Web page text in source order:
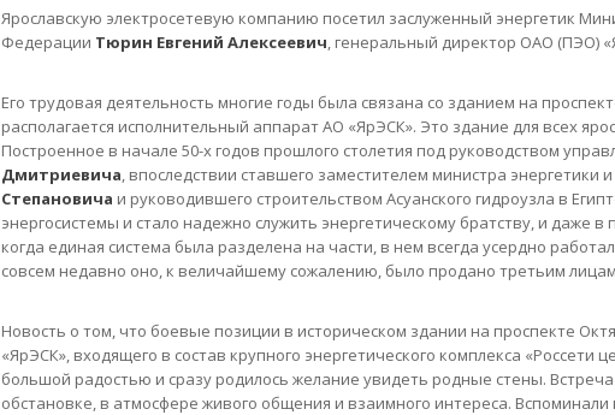
Ярославскую электросетевую компанию посетил заслуженный энергетик
Федерации Тюрин Евгений Алексеевич, генеральный директор ОАО (ПЭО)
Его трудовая деятельность многие годы была связана со зданием на
располагается исполнительный аппарат АО «ЯрЭСК». Это здание для всех
Построенное в начале 50-х годов прошлого столетия под руководством
Дмитриевича, впоследствии ставшего заместителем министра энергетики
Степановича и руководившего строительством Асуанского гидроузла в
энергосистемы и стало надежно служить энергетическому братству, и даже
когда единая система была разделена на части, в нем всегда усердно
совсем недавно оно, к величайшему сожалению, было продано третьим
Новость о том, что боевые позиции в историческом здании на проспекте
«ЯрЭСК», входящего в состав крупного энергетического комплекса «Россети
большой радостью и сразу родилось желание увидеть родные стены.
обстановке, в атмосфере живого общения и взаимного интереса. Вспоминали